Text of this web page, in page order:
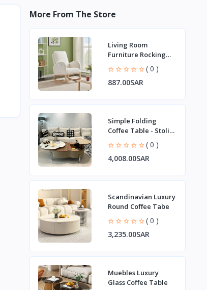
More From The Store
Living Room
Furniture Rocking
Chair Mid-Century
Modern Armchair
Upholstered Tall
( 0 )
887.00SAR
Simple Folding
Coffee Table - Stoliki
Kawowe Model
( 0 )
4,008.00SAR
Scandinavian Luxury
Round Coffee Tabe
( 0 )
3,235.00SAR
Muebles Luxury
Glass Coffee Table